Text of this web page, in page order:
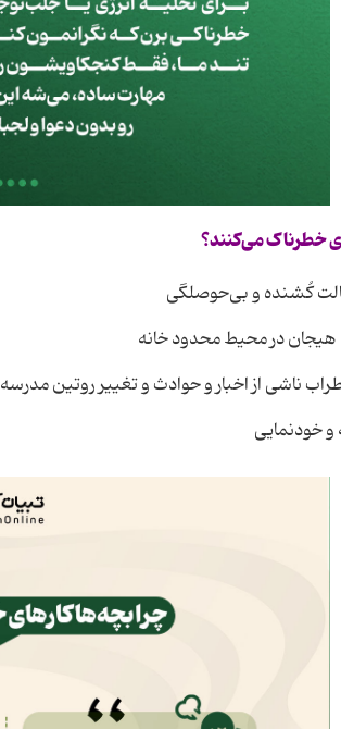
خطرناک می‌کنند؟
کُشنده و بی‌حوصلگی
در محیط محدود خانه
ناشی از اخبار و حوادث و تغییر روتین مدرسه
خودنمایی